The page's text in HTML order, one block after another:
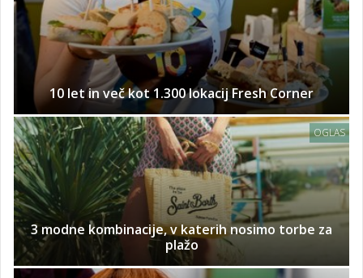
10 let in več kot 1.300 lokacij Fresh Corner
OGLAS
3 modne kombinacije, v katerih nosimo torbe za
plažo